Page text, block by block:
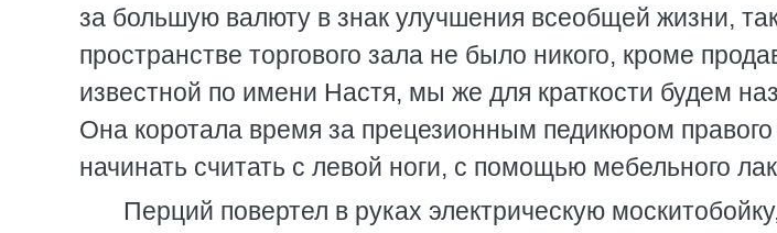
за большую валюту в знак улучшения всеобщей жизни,
пространстве торгового зала не было никого, кроме
известной по имени Настя, мы же для краткости будем
Она коротала время за прецезионным педикюром правого
начинать считать с левой ноги, с помощью мебельного
Перций повертел в руках электрическую